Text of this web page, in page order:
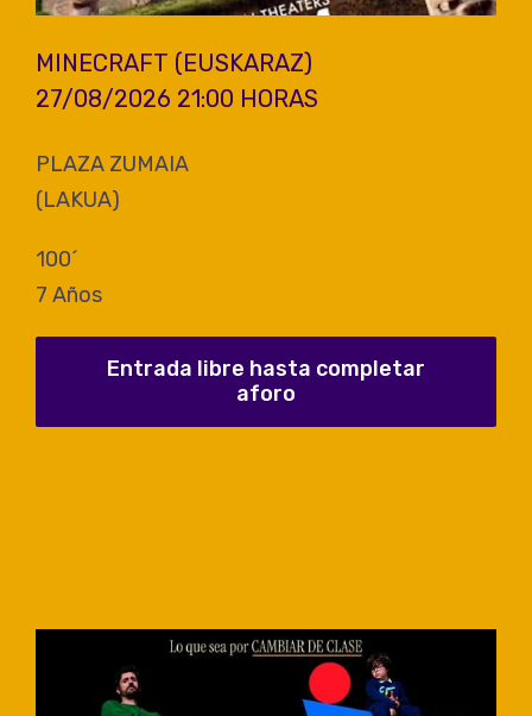
MINECRAFT (EUSKARAZ)
27/08/2026 21:00 HORAS
PLAZA ZUMAIA
(LAKUA)
100´
7 Años
Entrada libre hasta completar
aforo